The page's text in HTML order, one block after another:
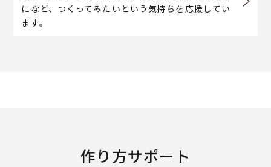
になど、つくってみたいという気持ちを応援してい
ます。
作り方サポート